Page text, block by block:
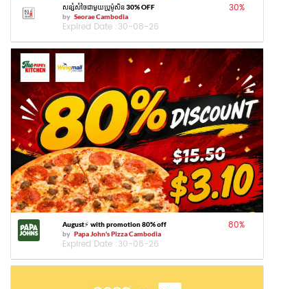
សន្សំសំចៃជាមួយប្រូម៉ូសិន 30% OFF
by Seorae Cambodia
Expired Date :30-08-26
30%
August⚡️ with promotion 80% off
by Papa John's Pizza Cambodia
Expired Date :30-08-26
80%